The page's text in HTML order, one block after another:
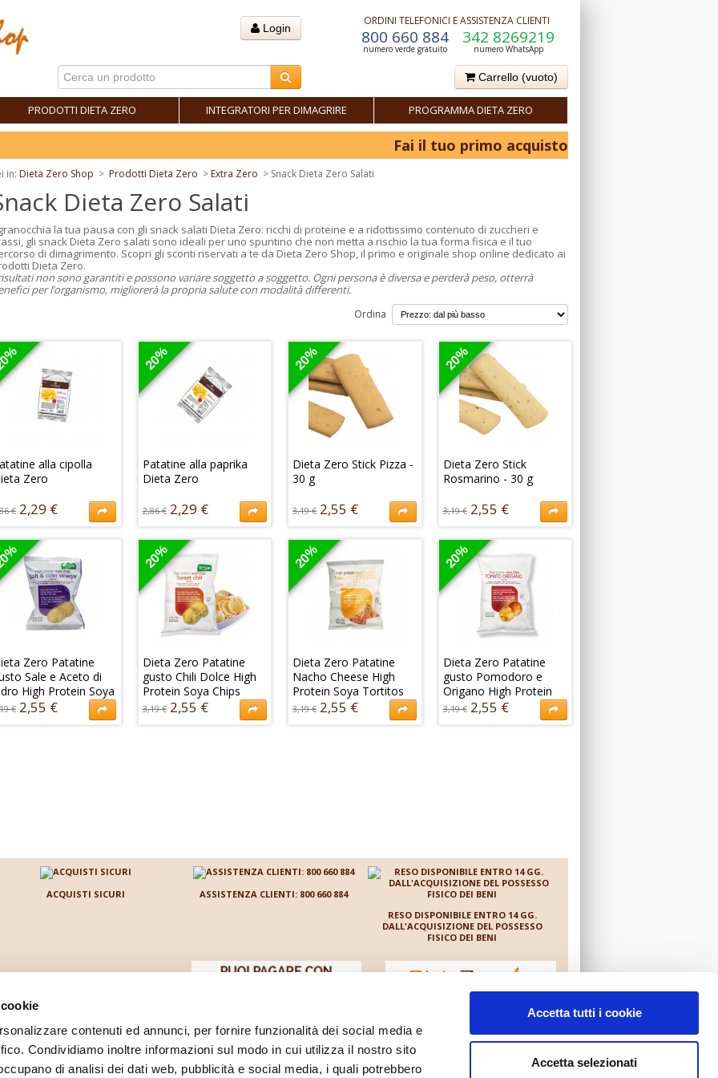
contenuti ed annunci, per fornire funzionalità dei social media e
Condividiamo inoltre informazioni sul modo in cui utilizza il nostro sito
di analisi dei dati web, pubblicità e social media, i quali potrebbero
Accetta tutti i cookie
Accetta selezionati
Login
ORDINI TELEFONICI E ASSISTENZA CLIENTI
800 660 884
numero verde gratuito
342 8269219
numero WhatsApp
Carrello (vuoto)
PRODOTTI DIETA ZERO INTEGRATORI PER DIMAGRIRE PROGRAMMA DIETA ZERO
Fai il tuo primo acquisto e ottieni il 10% di
in: Dieta Zero Shop > Prodotti Dieta Zero >Extra Zero > Snack Dieta Zero Salati
Dieta Zero Salati
la tua pausa con gli snack salati Dieta Zero: ricchi di proteine e a ridottissimo contenuto di zuccheri e
gli snack Dieta Zero salati sono ideali per uno spuntino che non metta a rischio la tua forma fisica e il tuo
di dimagrimento. Scopri gli sconti riservati a te da Dieta Zero Shop, il primo e originale shop online dedicato ai
Dieta Zero.
non sono garantiti e possono variare soggetto a soggetto. Ogni persona è diversa e perderà peso, otterrà
per l’organismo, migliorerà la propria salute con modalità differenti.
Ordina
alla cipolla
Zero
€ 2,29 €
Zero sono deliziose
sfoglie di soia, ideali per
consumo in tutte le fasi
del programma...
€ 2,29 €
20%
Patatine alla paprika
Dieta Zero
2,86 € 2,29 €
Dieta Zero sono
gustosissime sfoglie di
soia aromatizzate, ideali
da consumare come
snack in tutte...
2,29 €
20%
Dieta Zero Stick Pizza -
30 g
3,19 € 2,55 €
nuovo Stick al gusto pizza,
uno spuntino leggero da
portare sempre con se!
3,19 € 2,55 €
20%
Dieta Zero Stick
Rosmarino - 30 g
3,19 € 2,55 €
Dieta Zero ti permettono
di fare uno spuntino
leggero e veloce per dare
gusto alla tua dieta!
3,19 € 2,55 €
Zero Patatine
Sale e Aceto di
High Protein Soya
€ 2,55 €
20%
Dieta Zero Patatine
gusto Chili Dolce High
Protein Soya Chips
3,19 € 2,55 €
20%
Dieta Zero Patatine
Nacho Cheese High
Protein Soya Tortitos
3,19 € 2,55 €
20%
Dieta Zero Patatine
gusto Pomodoro e
Origano High Protein
Soya Chips
3,19 € 2,55 €
ACQUISTI SICURI
ASSISTENZA CLIENTI: 800 660 884
RESO DISPONIBILE ENTRO 14 GG.
DALL'ACQUISIZIONE DEL POSSESSO
FISICO DEI BENI
è un negozio on line gestito da